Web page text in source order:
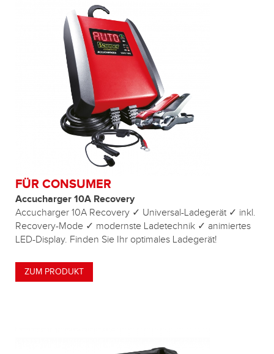
FÜR CONSUMER
Accucharger 10A Recovery
Accucharger 10A Recovery ✓ Universal-Ladegerät ✓ inkl.
Recovery-Mode ✓ modernste Ladetechnik ✓ animiertes
LED-Display. Finden Sie Ihr optimales Ladegerät!
ZUM PRODUKT